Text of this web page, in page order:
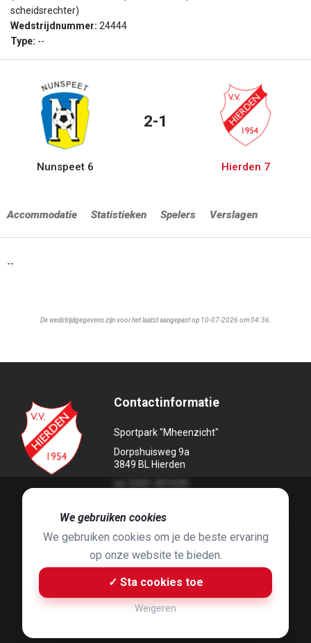
scheidsrechter)
Wedstrijdnummer: 24444
Type: --
Nunspeet 6
2-1
Hierden 7
Accommodatie Statistieken Spelers Verslagen
--
De wedstrijdgegevens zijn voor het laatst aangepast op 10-07-2026 om 04:36.
Contactinformatie
Sportpark "Mheenzicht"
Dorpshuisweg 9a
3849 BL Hierden
Jaap Hop & ontwerpen door
Built byBluey B.V.& Jelle de Haan
We gebruiken cookies
We gebruiken cookies om je de beste ervaring
op onze website te bieden.
✓ Sta cookies toe
Weigeren